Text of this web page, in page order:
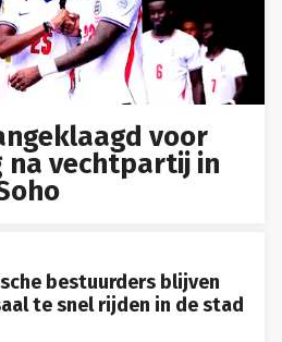
voor
na vechtpartij in
bestuurders blijven
te snel rijden in de stad